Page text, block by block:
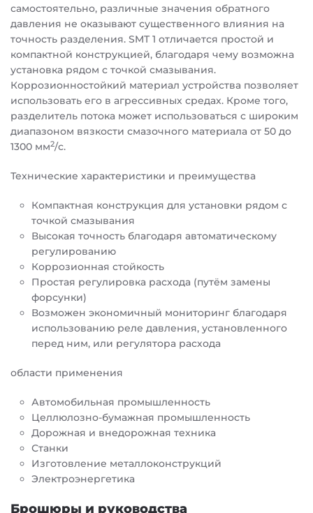
самостоятельно, различные значения обратного
давления не оказывают существенного влияния на
точность разделения. SMT 1 отличается простой и
компактной конструкцией, благодаря чему возможна
установка рядом с точкой смазывания.
Коррозионностойкий материал устройства позволяет
использовать его в агрессивных средах. Кроме того,
разделитель потока может использоваться с широким
диапазоном вязкости смазочного материала от 50 до
1300 мм2/с.
Технические характеристики и преимущества
Компактная конструкция для установки рядом с
точкой смазывания
Высокая точность благодаря автоматическому
регулированию
Коррозионная стойкость
Простая регулировка расхода (путём замены
форсунки)
Возможен экономичный мониторинг благодаря
использованию реле давления, установленного
перед ним, или регулятора расхода
области применения
Автомобильная промышленность
Целлюлозно-бумажная промышленность
Дорожная и внедорожная техника
Станки
Изготовление металлоконструкций
Электроэнергетика
Брошюры и руководства